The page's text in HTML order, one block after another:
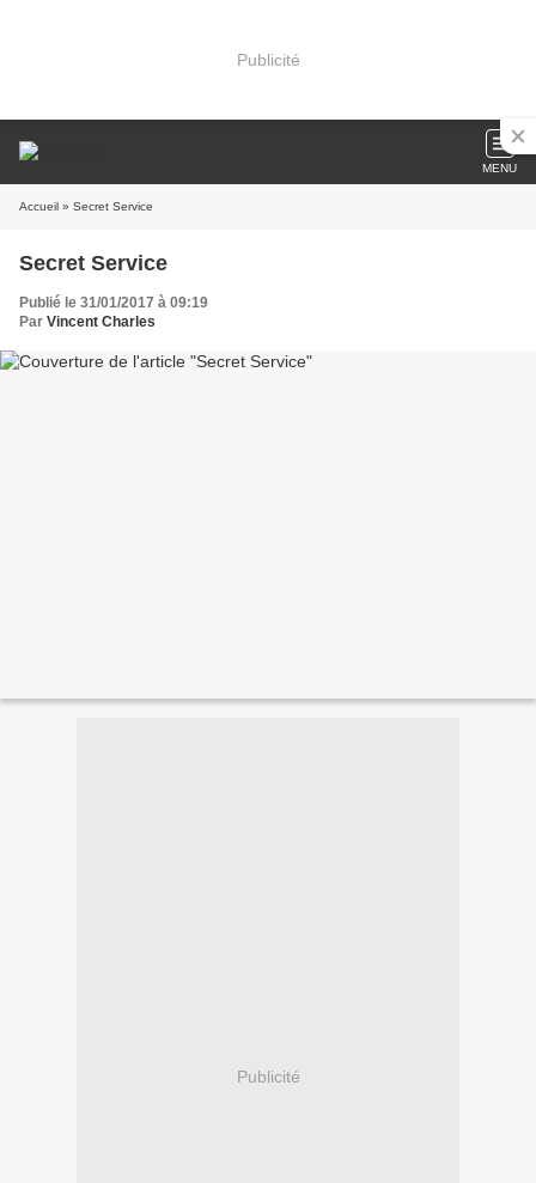
Publicité
MENU
Accueil » Secret Service
Secret Service
Publié le 31/01/2017 à 09:19
Par Vincent Charles
Publicité